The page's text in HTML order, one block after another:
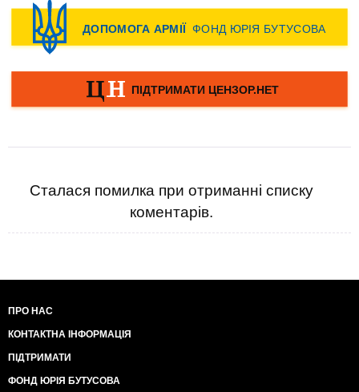
Сталася помилка при отриманні списку
коментарів.
ПРО НАС
КОНТАКТНА ІНФОРМАЦІЯ
ПІДТРИМАТИ
ФОНД ЮРІЯ БУТУСОВА